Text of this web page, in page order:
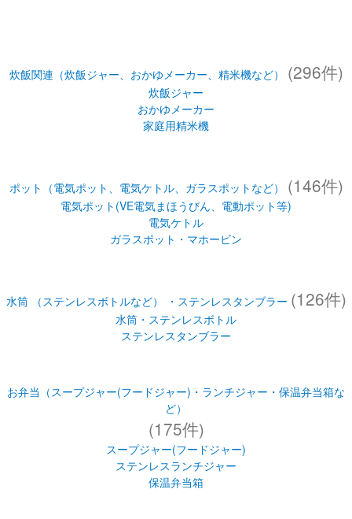
炊飯関連（炊飯ジャー、おかゆメーカー、精米機など） (296件)
炊飯ジャー
おかゆメーカー
家庭用精米機
ポット（電気ポット、電気ケトル、ガラスポットなど） (146件)
電気ポット(VE電気まほうびん、電動ポット等)
電気ケトル
ガラスポット・マホービン
水筒 （ステンレスボトルなど） ・ステンレスタンブラー (126件)
水筒・ステンレスボトル
ステンレスタンブラー
お弁当（スープジャー(フードジャー)・ランチジャー・保温弁当箱な
ど）
(175件)
スープジャー(フードジャー)
ステンレスランチジャー
保温弁当箱